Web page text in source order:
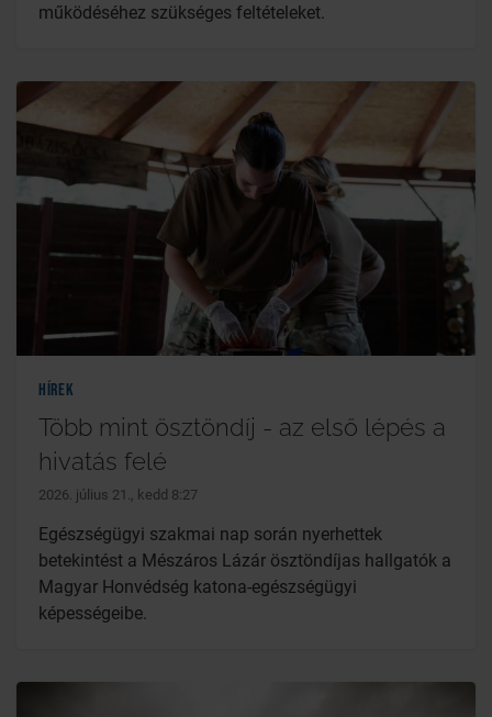
működéséhez szükséges feltételeket.
Hírek
Több mint ösztöndíj - az első lépés a
hivatás felé
2026. július 21., kedd 8:27
Egészségügyi szakmai nap során nyerhettek
betekintést a Mészáros Lázár ösztöndíjas hallgatók a
Magyar Honvédség katona-egészségügyi
képességeibe.